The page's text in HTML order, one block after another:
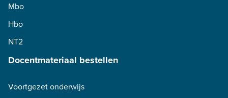
Mbo
Hbo
NT2
Docentmateriaal bestellen
Voortgezet onderwijs